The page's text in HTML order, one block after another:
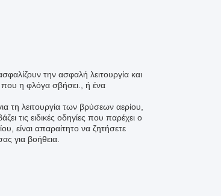
την ασφαλή λειτουργία και
η φλόγα σβήσει., ή ένα
τη λειτουργία των βρύσεων αερίου,
τις ειδικές οδηγίες που παρέχει ο
είναι απαραίτητο να ζητήσετε
για βοήθεια.